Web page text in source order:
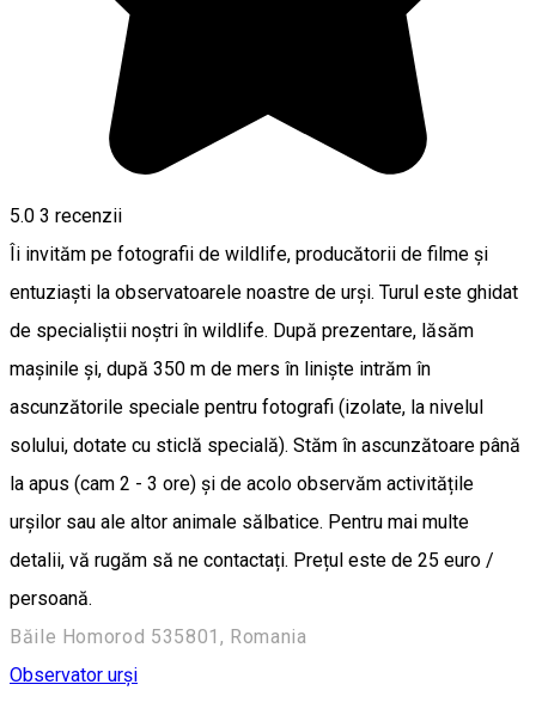
5.0 3 recenzii
Îi invităm pe fotografii de wildlife, producătorii de filme și
entuziaști la observatoarele noastre de urși. Turul este ghidat
de specialiștii noștri în wildlife. După prezentare, lăsăm
mașinile și, după 350 m de mers în liniște intrăm în
ascunzătorile speciale pentru fotografi (izolate, la nivelul
solului, dotate cu sticlă specială). Stăm în ascunzătoare până
la apus (cam 2 - 3 ore) și de acolo observăm activitățile
urșilor sau ale altor animale sălbatice. Pentru mai multe
detalii, vă rugăm să ne contactați. Prețul este de 25 euro /
persoană.
Băile Homorod 535801, Romania
Observator urși